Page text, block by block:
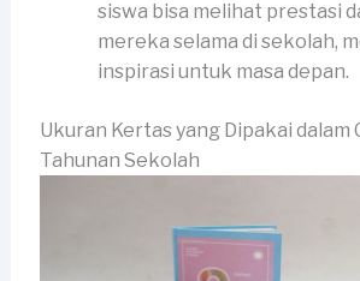
siswa bisa melihat prestasi
mereka selama di sekolah,
inspirasi untuk masa depan.
Ukuran Kertas yang Dipakai dalam
Tahunan Sekolah